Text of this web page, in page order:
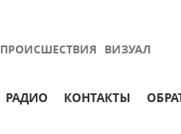
ПРОИСШЕСТВИЯ ВИЗУАЛ
РАДИО КОНТАКТЫ